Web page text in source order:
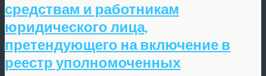
средствам и работникам
юридического лица,
претендующего на включение в
реестр уполномоченных